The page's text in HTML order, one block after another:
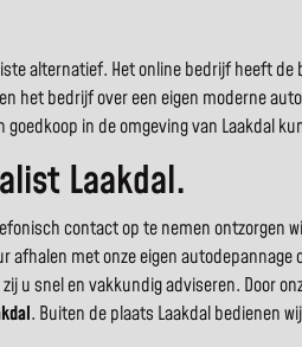
alternatief. Het online bedrijf heeft
het bedrijf over een eigen moderne
goedkoop in de omgeving van Laakdal
Laakdal.
contact op te nemen ontzorgen
afhalen met onze eigen
u snel en vakkundig adviseren. Door
. Buiten de plaats Laakdal bedienen